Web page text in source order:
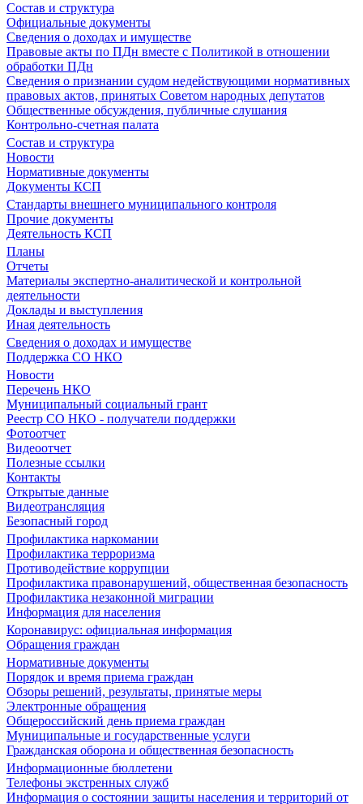
Состав и структура
Официальные документы
Сведения о доходах и имуществе
Правовые акты по ПДн вместе с Политикой в отношении
обработки ПДн
Сведения о признании судом недействующими нормативных
правовых актов, принятых Советом народных депутатов
Общественные обсуждения, публичные слушания
Контрольно-счетная палата
Состав и структура
Новости
Нормативные документы
Документы КСП
Стандарты внешнего муниципального контроля
Прочие документы
Деятельность КСП
Планы
Отчеты
Материалы экспертно-аналитической и контрольной
деятельности
Доклады и выступления
Иная деятельность
Сведения о доходах и имуществе
Поддержка СО НКО
Новости
Перечень НКО
Муниципальный социальный грант
Реестр СО НКО - получатели поддержки
Фотоотчет
Видеоотчет
Полезные ссылки
Контакты
Открытые данные
Видеотрансляция
Безопасный город
Профилактика наркомании
Профилактика терроризма
Противодействие коррупции
Профилактика правонарушений, общественная безопасность
Профилактика незаконной миграции
Информация для населения
Коронавирус: официальная информация
Обращения граждан
Нормативные документы
Порядок и время приема граждан
Обзоры решений, результаты, принятые меры
Электронные обращения
Общероссийский день приема граждан
Муниципальные и государственные услуги
Гражданская оборона и общественная безопасность
Информационные бюллетени
Телефоны экстренных служб
Информация о состоянии защиты населения и территорий от